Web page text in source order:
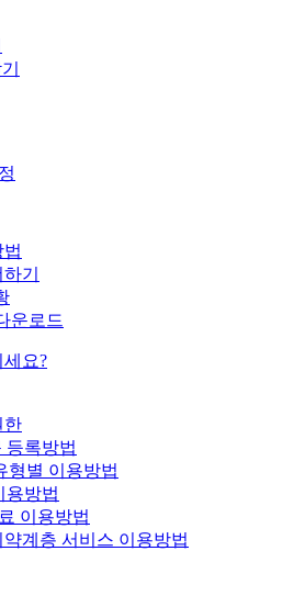
법
기
운로드
세요?
한
등록방법
형별 이용방법
용방법
이용방법
약계층 서비스 이용방법